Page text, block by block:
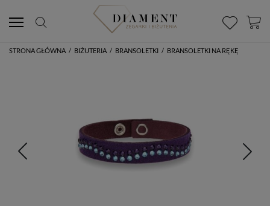
STRONA GŁÓWNA / BIŻUTERIA / BRANSOLETKI / BRANSOLETKI NA RĘKĘ